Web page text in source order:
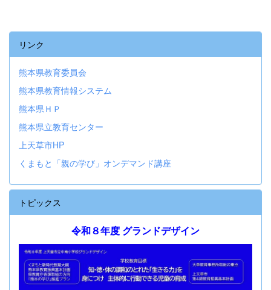
リンク
熊本県教育委員会
熊本県教育情報システム
熊本県ＨＰ
熊本県立教育センター
上天草市HP
くまもと「親の学び」オンデマンド講座
トピックス
令和８年度 グランドデザイン